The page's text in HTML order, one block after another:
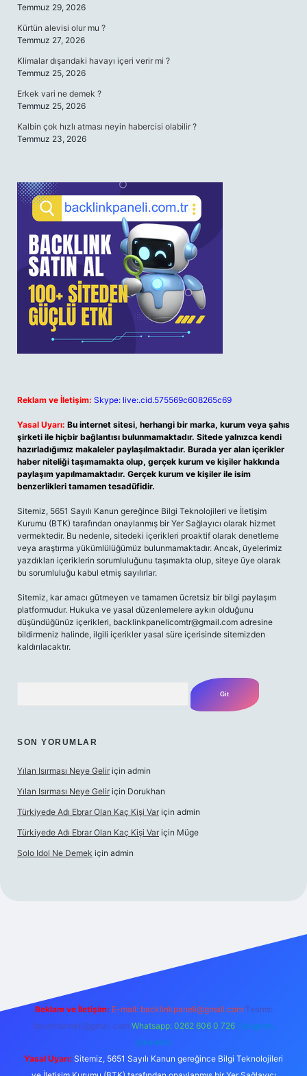
Temmuz 29, 2026
Kürtün alevisi olur mu ?
Temmuz 27, 2026
Klimalar dışarıdaki havayı içeri verir mi ?
Temmuz 25, 2026
Erkek vari ne demek ?
Temmuz 25, 2026
Kalbin çok hızlı atması neyin habercisi olabilir ?
Temmuz 23, 2026
Reklam ve İletişim: Skype: live:.cid.575569c608265c69
Yasal Uyarı: Bu internet sitesi, herhangi bir marka, kurum veya şahıs
şirketi ile hiçbir bağlantısı bulunmamaktadır. Sitede yalnızca kendi
hazırladığımız makaleler paylaşılmaktadır. Burada yer alan içerikler
haber niteliği taşımamakta olup, gerçek kurum ve kişiler hakkında
paylaşım yapılmamaktadır. Gerçek kurum ve kişiler ile isim
benzerlikleri tamamen tesadüfidir.
Sitemiz, 5651 Sayılı Kanun gereğince Bilgi Teknolojileri ve İletişim
Kurumu (BTK) tarafından onaylanmış bir Yer Sağlayıcı olarak hizmet
vermektedir. Bu nedenle, sitedeki içerikleri proaktif olarak denetleme
veya araştırma yükümlülüğümüz bulunmamaktadır. Ancak, üyelerimiz
yazdıkları içeriklerin sorumluluğunu taşımakta olup, siteye üye olarak
bu sorumluluğu kabul etmiş sayılırlar.
Sitemiz, kar amacı gütmeyen ve tamamen ücretsiz bir bilgi paylaşım
platformudur. Hukuka ve yasal düzenlemelere aykırı olduğunu
düşündüğünüz içerikleri, backlinkpanelicomtr@gmail.com adresine
bildirmeniz halinde, ilgili içerikler yasal süre içerisinde sitemizden
kaldırılacaktır.
SON YORUMLAR
Yılan Isırması Neye Gelir için admin
Yılan Isırması Neye Gelir için Dorukhan
Türkiyede Adı Ebrar Olan Kaç Kişi Var için admin
Türkiyede Adı Ebrar Olan Kaç Kişi Var için Müge
Solo Idol Ne Demek için admin
Reklam ve İletişim: E-mail: backlinkpaneli@gmail.com Teams:
forumhizmeti@gmail.com Whatsapp: 0262 606 0 726 Telegram:
@karabul
Yasal Uyarı: Sitemiz, 5651 Sayılı Kanun gereğince Bilgi Teknolojileri